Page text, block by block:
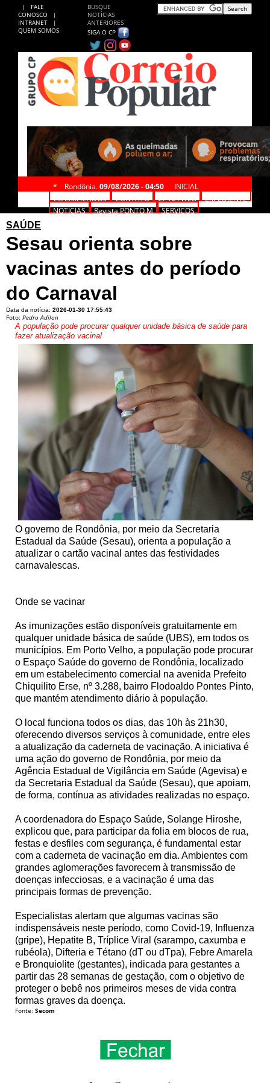
|
FALE
CONOSCO
|
INTRANET
|
QUEM SOMOS
BUSQUE
NOTÍCIAS
ANTERIORES
SIGA O CP
* Rondônia, 09/08/2026 - 04:50
INICIAL
CLASSIFICADOS
CONTATO CP NA WEB
EXPEDIENTE
NOTÍCIAS
Revista PONTO M
SERVIÇOS
SAÚDE
Sesau orienta sobre
vacinas antes do período
do Carnaval
Data da notícia: 2026-01-30 17:55:43
Foto: Pedro Adilon
A população pode procurar qualquer unidade básica de saúde para
fazer atualização vacinal
O governo de Rondônia, por meio da Secretaria
Estadual da Saúde (Sesau), orienta a população a
atualizar o cartão vacinal antes das festividades
carnavalescas.
Onde se vacinar
As imunizações estão disponíveis gratuitamente em
qualquer unidade básica de saúde (UBS), em todos os
municípios. Em Porto Velho, a população pode procurar
o Espaço Saúde do governo de Rondônia, localizado
em um estabelecimento comercial na avenida Prefeito
Chiquilito Erse, nº 3.288, bairro Flodoaldo Pontes Pinto,
que mantém atendimento diário à população.
O local funciona todos os dias, das 10h às 21h30,
oferecendo diversos serviços à comunidade, entre eles
a atualização da caderneta de vacinação. A iniciativa é
uma ação do governo de Rondônia, por meio da
Agência Estadual de Vigilância em Saúde (Agevisa) e
da Secretaria Estadual da Saúde (Sesau), que apoiam,
de forma, contínua as atividades realizadas no espaço.
A coordenadora do Espaço Saúde, Solange Hiroshe,
explicou que, para participar da folia em blocos de rua,
festas e desfiles com segurança, é fundamental estar
com a caderneta de vacinação em dia. Ambientes com
grandes aglomerações favorecem à transmissão de
doenças infecciosas, e a vacinação é uma das
principais formas de prevenção.
Especialistas alertam que algumas vacinas são
indispensáveis neste período, como Covid-19, Influenza
(gripe), Hepatite B, Tríplice Viral (sarampo, caxumba e
rubéola), Difteria e Tétano (dT ou dTpa), Febre Amarela
e Bronquiolite (gestantes), indicada para gestantes a
partir das 28 semanas de gestação, com o objetivo de
proteger o bebê nos primeiros meses de vida contra
formas graves da doença.
Fonte: Secom